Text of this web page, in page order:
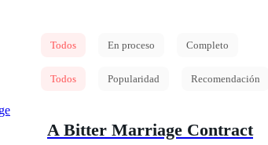
Todos En proceso Completo
Todos Popularidad Recomendación
A Bitter Marriage Contract